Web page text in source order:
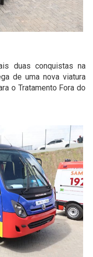
duas conquistas na
de uma nova viatura
o Tratamento Fora do